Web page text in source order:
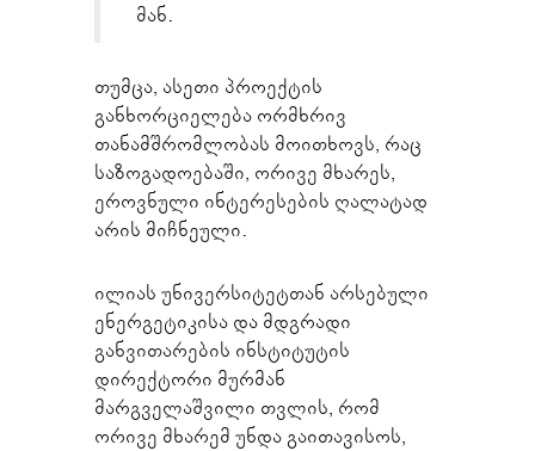
მან.
თუმცა, ასეთი პროექტის
განხორციელება ორმხრივ
თანამშრომლობას მოითხოვს, რაც
საზოგადოებაში, ორივე მხარეს,
ეროვნული ინტერესების ღალატად
არის მიჩნეული.
ილიას უნივერსიტეტთან არსებული
ენერგეტიკისა და მდგრადი
განვითარების ინსტიტუტის
დირექტორი მურმან
მარგველაშვილი თვლის, რომ
ორივე მხარემ უნდა გაითავისოს,